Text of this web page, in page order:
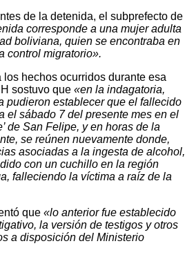
de la detenida, el subprefecto de
corresponde a una mujer adulta
boliviana, quien se encontraba en
control migratorio».
hechos ocurridos durante esa
sostuvo que «en la indagatoria,
pudieron establecer que el fallecido
el sábado 7 del presente mes en el
de San Felipe, y en horas de la
se reúnen nuevamente donde,
asociadas a la ingesta de alcohol,
con un cuchillo en la región
falleciendo la víctima a raíz de la
que «lo anterior fue establecido
la versión de testigos y otros
a disposición del Ministerio